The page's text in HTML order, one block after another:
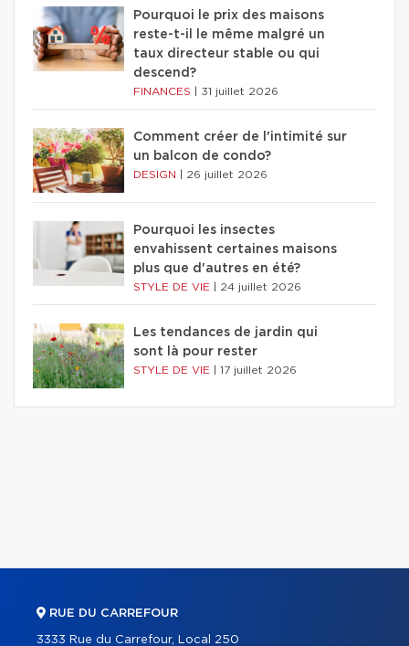
Pourquoi le prix des maisons
reste-t-il le même malgré un
taux directeur stable ou qui
descend?
FINANCES 31 juillet 2026
Comment créer de l'intimité sur
un balcon de condo?
DESIGN 26 juillet 2026
Pourquoi les insectes
envahissent certaines maisons
plus que d'autres en été?
STYLE DE VIE 24 juillet 2026
Les tendances de jardin qui
sont là pour rester
STYLE DE VIE 17 juillet 2026
RUE DU CARREFOUR
3333 Rue du Carrefour, Local 250